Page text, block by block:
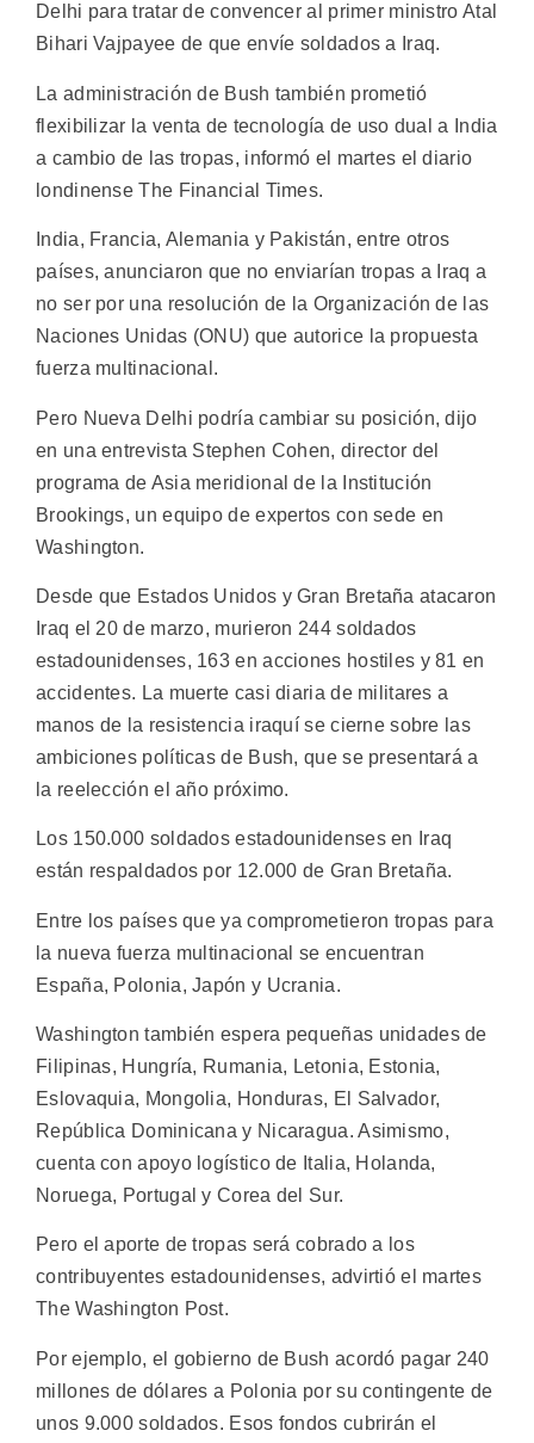
Delhi para tratar de convencer al primer ministro Atal
Bihari Vajpayee de que envíe soldados a Iraq.
La administración de Bush también prometió
flexibilizar la venta de tecnología de uso dual a India
a cambio de las tropas, informó el martes el diario
londinense The Financial Times.
India, Francia, Alemania y Pakistán, entre otros
países, anunciaron que no enviarían tropas a Iraq a
no ser por una resolución de la Organización de las
Naciones Unidas (ONU) que autorice la propuesta
fuerza multinacional.
Pero Nueva Delhi podría cambiar su posición, dijo
en una entrevista Stephen Cohen, director del
programa de Asia meridional de la Institución
Brookings, un equipo de expertos con sede en
Washington.
Desde que Estados Unidos y Gran Bretaña atacaron
Iraq el 20 de marzo, murieron 244 soldados
estadounidenses, 163 en acciones hostiles y 81 en
accidentes. La muerte casi diaria de militares a
manos de la resistencia iraquí se cierne sobre las
ambiciones políticas de Bush, que se presentará a
la reelección el año próximo.
Los 150.000 soldados estadounidenses en Iraq
están respaldados por 12.000 de Gran Bretaña.
Entre los países que ya comprometieron tropas para
la nueva fuerza multinacional se encuentran
España, Polonia, Japón y Ucrania.
Washington también espera pequeñas unidades de
Filipinas, Hungría, Rumania, Letonia, Estonia,
Eslovaquia, Mongolia, Honduras, El Salvador,
República Dominicana y Nicaragua. Asimismo,
cuenta con apoyo logístico de Italia, Holanda,
Noruega, Portugal y Corea del Sur.
Pero el aporte de tropas será cobrado a los
contribuyentes estadounidenses, advirtió el martes
The Washington Post.
Por ejemplo, el gobierno de Bush acordó pagar 240
millones de dólares a Polonia por su contingente de
unos 9.000 soldados. Esos fondos cubrirán el